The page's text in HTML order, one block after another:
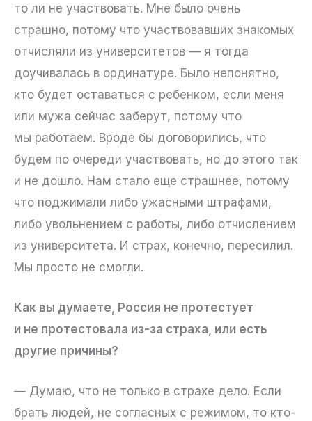
то ли не участвовать. Мне было очень
страшно, потому что участвовавших знакомых
отчисляли из университетов — я тогда
доучивалась в ординатуре. Было непонятно,
кто будет оставаться с ребенком, если меня
или мужа сейчас заберут, потому что
мы работаем. Вроде бы договорились, что
будем по очереди участвовать, но до этого так
и не дошло. Нам стало еще страшнее, потому
что поджимали либо ужасными штрафами,
либо увольнением с работы, либо отчислением
из университета. И страх, конечно, пересилил.
Мы просто не смогли.
Как вы думаете, Россия не протестует
и не протестовала из-за страха, или есть
другие причины?
— Думаю, что не только в страхе дело. Если
брать людей, не согласных с режимом, то кто-